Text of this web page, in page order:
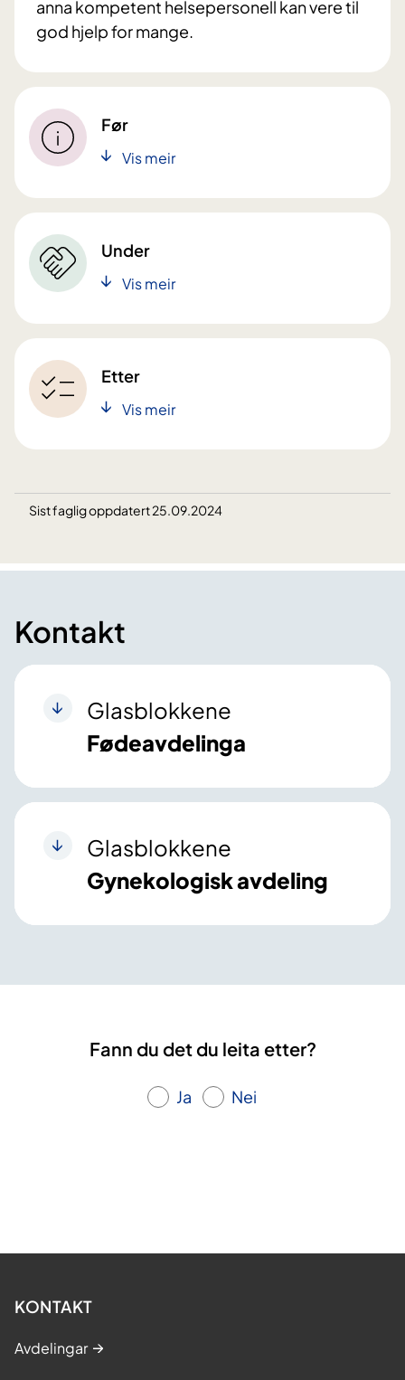
anna kompetent helsepersonell kan vere til
god hjelp for mange.
Før
Vis meir
Under
Vis meir
Etter
Vis meir
Sist faglig oppdatert 25.09.2024
Kontakt
Glasblokkene
Fødeavdelinga
Glasblokkene
Gynekologisk avdeling
Fann du det du leita etter?
Ja Nei
KONTAKT
Avdelingar